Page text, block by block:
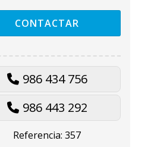
986 434 756
986 443 292
Referencia: 357